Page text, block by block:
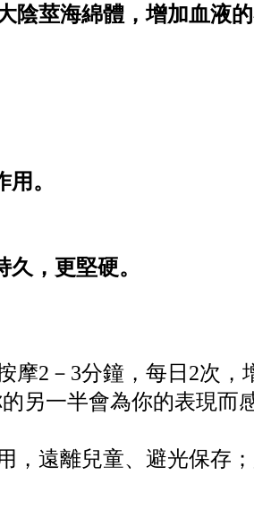
陰莖海綿體，增加血液
。
，更堅硬。
摩2－3分鐘，每日2次
另一半會為你的表現而
，遠離兒童、避光保存